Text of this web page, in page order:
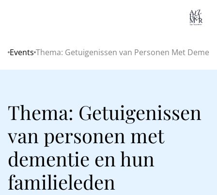
Home
Events Thema: Getuigenissen van Personen Met
Thema: Getuigenissen
van personen met
dementie en hun
familieleden